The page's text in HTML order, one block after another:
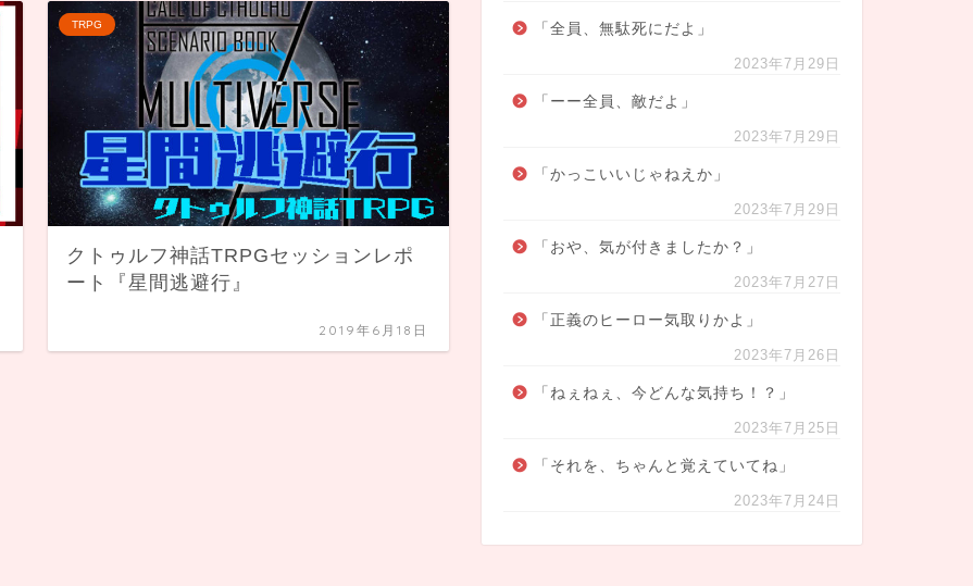
TRPG
クトゥルフ神話TRPGセッションレポ
ート『星間逃避行』
2019年6月18日
「全員、無駄死にだよ」
2023年7月29日
「ーー全員、敵だよ」
2023年7月29日
「かっこいいじゃねえか」
2023年7月29日
「おや、気が付きましたか？」
2023年7月27日
「正義のヒーロー気取りかよ」
2023年7月26日
「ねぇねぇ、今どんな気持ち！？」
2023年7月25日
「それを、ちゃんと覚えていてね」
2023年7月24日